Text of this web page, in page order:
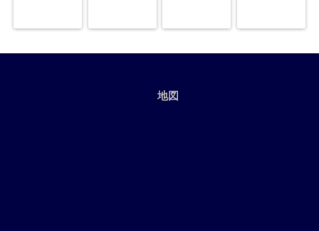
地図